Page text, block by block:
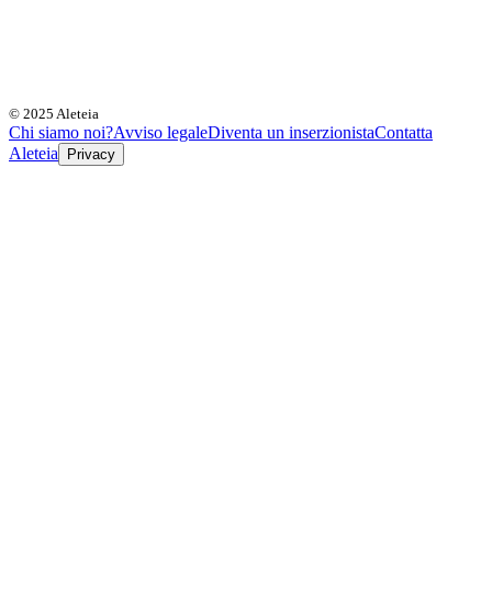
© 2025 Aleteia
Chi siamo noi?Avviso legaleDiventa un inserzionistaContatta
Aleteia
Privacy